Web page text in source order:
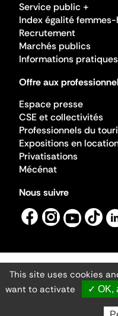
Service public +
Index égalité
Recrutement
Marchés publics
Informations pratiques
Offre aux
Espace presse
CSE et collectivités
Professionnels du
Expositions en
Privatisations
Mécénat
Nous suivre
Ministère
- Cité de
This site uses cookies
want to activate
✓ OK,